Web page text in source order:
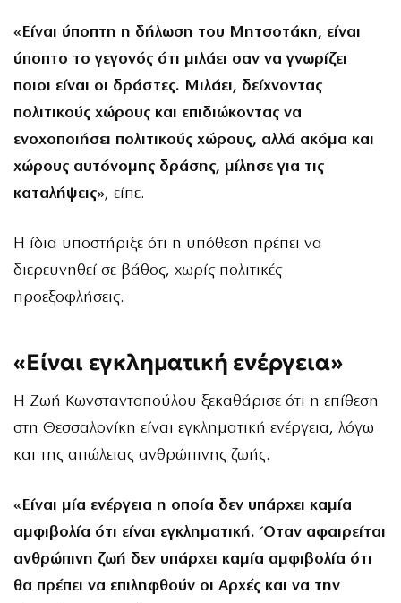
«Είναι ύποπτη η δήλωση του Μητσοτάκη, είναι
ύποπτο το γεγονός ότι μιλάει σαν να γνωρίζει
ποιοι είναι οι δράστες. Μιλάει, δείχνοντας
πολιτικούς χώρους και επιδιώκοντας να
ενοχοποιήσει πολιτικούς χώρους, αλλά ακόμα και
χώρους αυτόνομης δράσης, μίλησε για τις
καταλήψεις», είπε.
Η ίδια υποστήριξε ότι η υπόθεση πρέπει να
διερευνηθεί σε βάθος, χωρίς πολιτικές
προεξοφλήσεις.
«Είναι εγκληματική ενέργεια»
Η Ζωή Κωνσταντοπούλου ξεκαθάρισε ότι η επίθεση
στη Θεσσαλονίκη είναι εγκληματική ενέργεια, λόγω
και της απώλειας ανθρώπινης ζωής.
«Είναι μία ενέργεια η οποία δεν υπάρχει καμία
αμφιβολία ότι είναι εγκληματική. Όταν αφαιρείται
ανθρώπινη ζωή δεν υπάρχει καμία αμφιβολία ότι
θα πρέπει να επιληφθούν οι Αρχές και να την